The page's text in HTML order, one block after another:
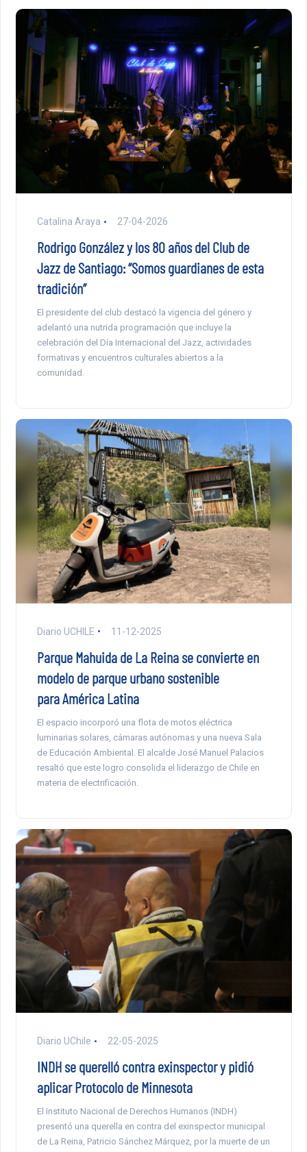
Catalina Araya 27-04-2026
Rodrigo González y los 80 años del Club de
Jazz de Santiago: “Somos guardianes de esta
tradición”
El presidente del club destacó la vigencia del género y
adelantó una nutrida programación que incluye la
celebración del Día Internacional del Jazz, actividades
formativas y encuentros culturales abiertos a la
comunidad.
Diario UCHILE 11-12-2025
Parque Mahuida de La Reina se convierte en
modelo de parque urbano sostenible
para América Latina
El espacio incorporó una flota de motos eléctrica
luminarias solares, cámaras autónomas y una nueva Sala
de Educación Ambiental. El alcalde José Manuel Palacios
resaltó que este logro consolida el liderazgo de Chile en
materia de electrificación.
Diario UChile 22-05-2025
INDH se querelló contra exinspector y pidió
aplicar Protocolo de Minnesota
El Instituto Nacional de Derechos Humanos (INDH)
presentó una querella en contra del exinspector municipal
de La Reina, Patricio Sánchez Márquez, por la muerte de un